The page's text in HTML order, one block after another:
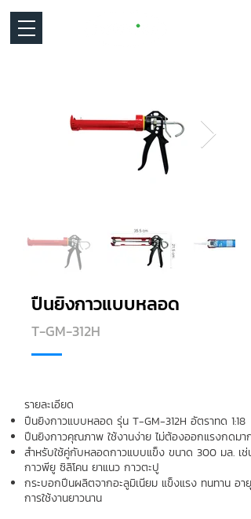
ปืนยิงกาวแบบหลอด
T-GM-312H
รายละเอียด
ปืนยิงกาวแบบหลอด รุ่น T-GM-312H อัตราทด 1:18
ปืนยิงกาวคุณภาพ ใช้งานง่าย ไม่ต้องออกแรงกดมาก
สำหรับใช้คู่กับหลอดกาวแบบแข็ง ขนาด 300 มล. เช่น
กาวพียู ซิลิโคน ยาแนว กาวตะปู
กระบอกปืนผลิตจากอะลูมิเนียม แข็งแรง ทนทาน อายุ
การใช้งานยาวนาน